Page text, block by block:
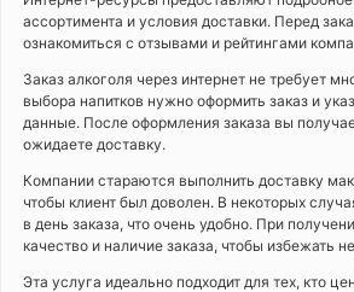
ассортимента и условия доставки. Перед
ознакомиться с отзывами и рейтингами
Заказ алкоголя через интернет не требует
выбора напитков нужно оформить заказ и
данные. После оформления заказа вы
ожидаете доставку.
Компании стараются выполнить доставку
чтобы клиент был доволен. В некоторых
в день заказа, что очень удобно. При
качество и наличие заказа, чтобы избежать
Эта услуга идеально подходит для тех, кто